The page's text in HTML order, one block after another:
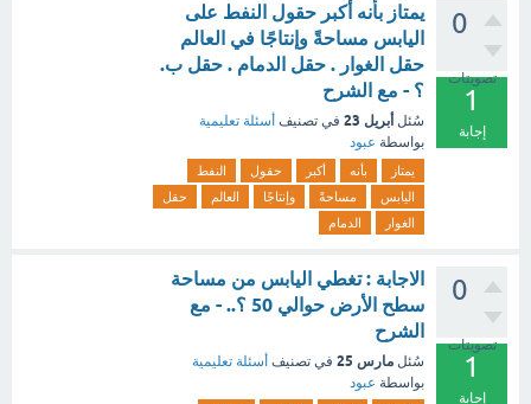
0
تصويتات
1
إجابة
يمتاز بأنه أكبر حقول النفط على
اليابس مساحةً وإنتاجًا في العالم
حقل الغوار . حقل الدمام . حقل ب.
؟ - مع الشرح
سُئل أبريل 23 في تصنيف أسئلة تعليمية
بواسطة عبود
يمتاز بأنه أكبر حقول
النفط
اليابس
مساحةً وإنتاجًا العالم
حقل
الغوار
الدمام
0
تصويتات
1
إجابة
الاجابة : تغطي اليابس من مساحة
سطح الأرض حوالي 50 ؟.. - مع
الشرح
سُئل مارس 25 في تصنيف أسئلة تعليمية
بواسطة عبود